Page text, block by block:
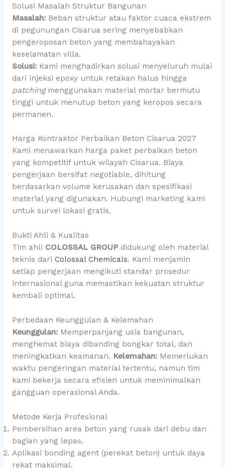
Solusi Masalah Struktur Bangunan
Masalah:Beban struktur atau faktor cuaca ekstrem
di pegunungan Cisarua sering menyebabkan
pengeroposan beton yang membahayakan
keselamatan villa.
Solusi:Kami menghadirkan solusi menyeluruh mulai
dari injeksi epoxy untuk retakan halus hingga
patchingmenggunakan material mortar bermutu
tinggi untuk menutup beton yang keropos secara
permanen.
Harga Kontraktor Perbaikan Beton Cisarua 2027
Kami menawarkan harga paket perbaikan beton
yang kompetitif untuk wilayah Cisarua. Biaya
pengerjaan bersifat negotiable, dihitung
berdasarkan volume kerusakan dan spesifikasi
material yang digunakan. Hubungi marketing kami
untuk survei lokasi gratis.
Bukti Ahli & Kualitas
Tim ahli COLOSSAL GROUPdidukung oleh material
teknis dari Colossal Chemicals. Kami menjamin
setiap pengerjaan mengikuti standar prosedur
internasional guna memastikan kekuatan struktur
kembali optimal.
Perbedaan Keunggulan & Kelemahan
Keunggulan:Memperpanjang usia bangunan,
menghemat biaya dibanding bongkar total, dan
meningkatkan keamanan. Kelemahan:Memerlukan
waktu pengeringan material tertentu, namun tim
kami bekerja secara efisien untuk meminimalkan
gangguan operasional Anda.
Metode Kerja Profesional
Pembersihan area beton yang rusak dari debu dan
bagian yang lepas.
Aplikasi bonding agent (perekat beton) untuk daya
rekat maksimal.